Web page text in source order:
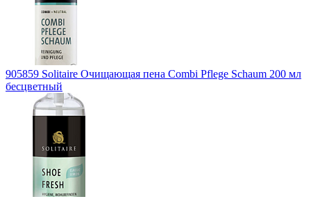
905859 Solitaire Очищающая пена Combi Pflege Schaum 200 мл
бесцветный